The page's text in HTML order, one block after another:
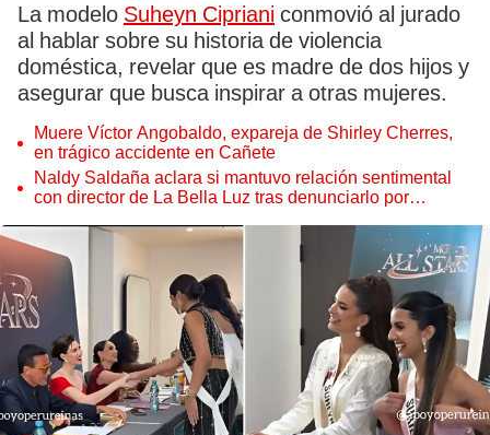
La modelo Suheyn Cipriani conmovió al jurado
al hablar sobre su historia de violencia
doméstica, revelar que es madre de dos hijos y
asegurar que busca inspirar a otras mujeres.
Muere Víctor Angobaldo, expareja de Shirley Cherres,
en trágico accidente en Cañete
Naldy Saldaña aclara si mantuvo relación sentimental
con director de La Bella Luz tras denunciarlo por